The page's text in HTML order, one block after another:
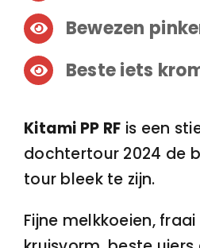
Bewezen
Beste iets
Kitami PP RF is een
dochtertour 2024 de
tour bleek te zijn.
Fijne melkkoeien,